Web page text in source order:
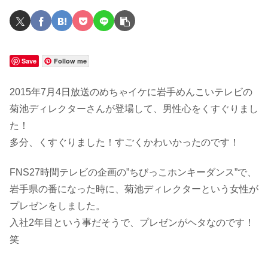
Save Follow me
2015年7月4日放送のめちゃイケに岩手めんこいテレビの
菊池ディレクターさんが登場して、男性心をくすぐりまし
た！
多分、くすぐりました！すごくかわいかったのです！
FNS27時間テレビの企画の”ちびっこホンキーダンス”で、
岩手県の番になった時に、菊池ディレクターという女性が
プレゼンをしました。
入社2年目という事だそうで、プレゼンがヘタなのです！
笑